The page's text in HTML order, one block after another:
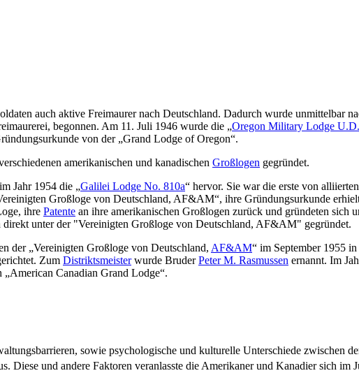
auch aktive Freimaurer nach Deutschland. Dadurch wurde unmittelbar
begonnen. Am 11. Juli 1946 wurde die „Oregon Military Lodge U.D.
von der „Grand Lodge of Oregon“.
amerikanischen und kanadischen Großlogen gegründet.
Jahr 1954 die „Galilei Lodge No. 810a“ hervor. Sie war die erste von
Großloge von Deutschland, AF&AM“, ihre Gründungsurkunde
ihre Patente an ihre amerikanischen Großlogen zurück und gründeten sich
unter der "Vereinigten Großloge von Deutschland, AF&AM" gegründet.
der „Vereinigten Großloge von Deutschland, AF&AM“ im September 1955
Zum Distriktsmeisterwurde BruderPeter M. Rasmussen ernannt. Im
„American Canadian Grand Lodge“.
sowie psychologische und kulturelle Unterschiede zwischen
Diese und andere Faktoren veranlasste die Amerikaner und Kanadier sich im